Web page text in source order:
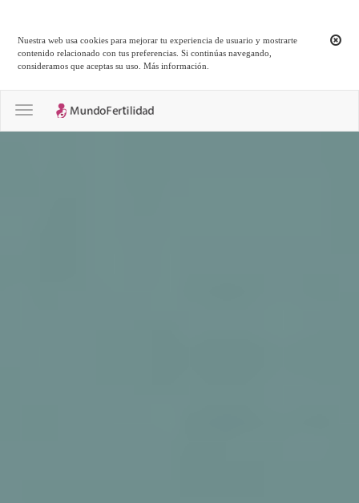
Nuestra web usa cookies para mejorar tu experiencia de usuario y mostrarte
contenido relacionado con tus preferencias. Si continúas navegando,
consideramos que aceptas su uso.Más información
Toggle navigation